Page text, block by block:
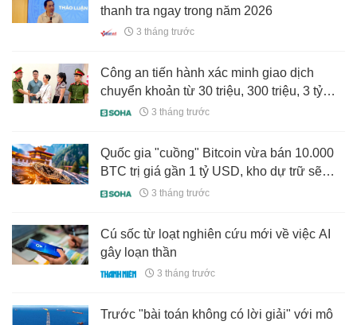
thanh tra ngay trong năm 2026
3 tháng trước
Công an tiến hành xác minh giao dịch
chuyển khoản từ 30 triệu, 300 triệu, 3 tỷ
đồng,... của nhiều người dân
3 tháng trước
Quốc gia "cuồng" Bitcoin vừa bán 10.000
BTC trị giá gần 1 tỷ USD, kho dự trữ sẽ
cạn vào tháng 9 này: Chuyện gì đây?
3 tháng trước
Cú sốc từ loạt nghiên cứu mới về việc AI
gây loạn thần
3 tháng trước
Trước "bài toán không có lời giải" với mô